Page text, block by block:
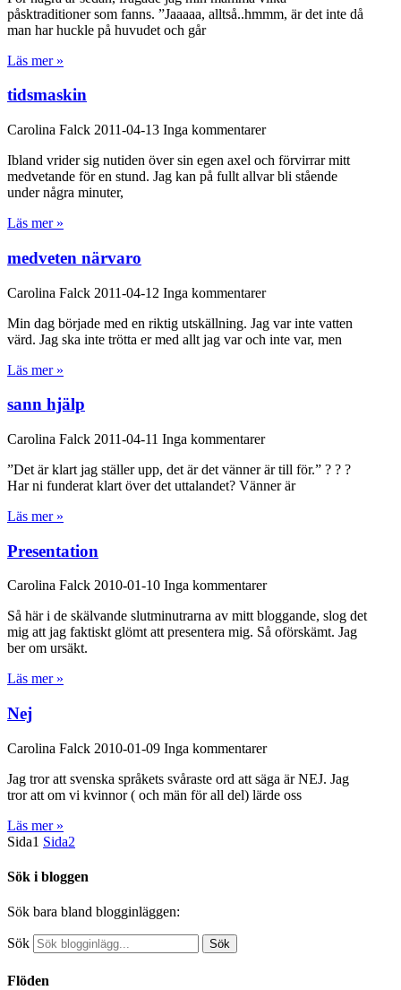
påsktraditioner som fanns. ”Jaaaaa, alltså..hmmm, är det inte då
man har huckle på huvudet och går
Läs mer »
tidsmaskin
Carolina Falck 2011-04-13 Inga kommentarer
Ibland vrider sig nutiden över sin egen axel och förvirrar mitt
medvetande för en stund. Jag kan på fullt allvar bli stående
under några minuter,
Läs mer »
medveten närvaro
Carolina Falck 2011-04-12 Inga kommentarer
Min dag började med en riktig utskällning. Jag var inte vatten
värd. Jag ska inte trötta er med allt jag var och inte var, men
Läs mer »
sann hjälp
Carolina Falck 2011-04-11 Inga kommentarer
”Det är klart jag ställer upp, det är det vänner är till för.” ? ? ?
Har ni funderat klart över det uttalandet? Vänner är
Läs mer »
Presentation
Carolina Falck 2010-01-10 Inga kommentarer
Så här i de skälvande slutminutrarna av mitt bloggande, slog det
mig att jag faktiskt glömt att presentera mig. Så oförskämt. Jag
ber om ursäkt.
Läs mer »
Nej
Carolina Falck 2010-01-09 Inga kommentarer
Jag tror att svenska språkets svåraste ord att säga är NEJ. Jag
tror att om vi kvinnor ( och män för all del) lärde oss
Läs mer »
Sida1 Sida2
Sök i bloggen
Sök bara bland blogginläggen:
Sök Sök
Flöden